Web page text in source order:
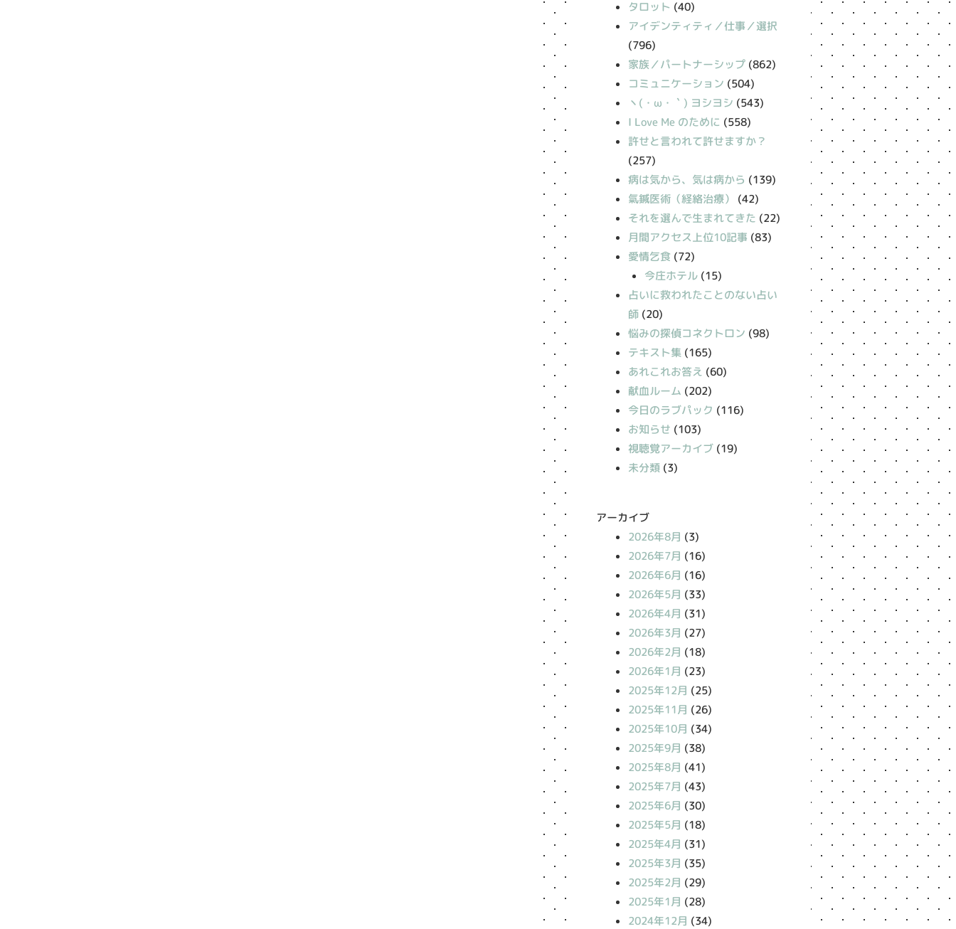
タロット (40)
アイデンティティ／仕事／選択
(796)
家族／パートナーシップ (862)
コミュニケーション (504)
丶(・ω・｀) ヨシヨシ (543)
I Love Me のために (558)
許せと言われて許せますか？
(257)
病は気から、気は病から (139)
氣鍼医術（経絡治療）
(42)
それを選んで生まれてきた (22)
月間アクセス上位10記事 (83)
愛情乞食 (72)
今庄ホテル(15)
占いに救われたことのない占い
師 (20)
悩みの探偵コネクトロン (98)
テキスト集 (165)
あれこれお答え (60)
献血ルーム (202)
今日のラブパック (116)
お知らせ (103)
視聴覚アーカイブ (19)
未分類 (3)
アーカイブ
2026年8月 (3)
2026年7月 (16)
2026年6月 (16)
2026年5月 (33)
2026年4月 (31)
2026年3月 (27)
2026年2月 (18)
2026年1月 (23)
2025年12月 (25)
2025年11月 (26)
2025年10月 (34)
2025年9月 (38)
2025年8月 (41)
2025年7月 (43)
2025年6月 (30)
2025年5月 (18)
2025年4月 (31)
2025年3月 (35)
2025年2月 (29)
2025年1月 (28)
2024年12月 (34)